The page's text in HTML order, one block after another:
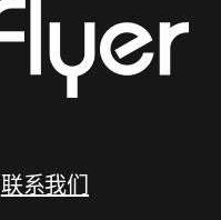
联系我们